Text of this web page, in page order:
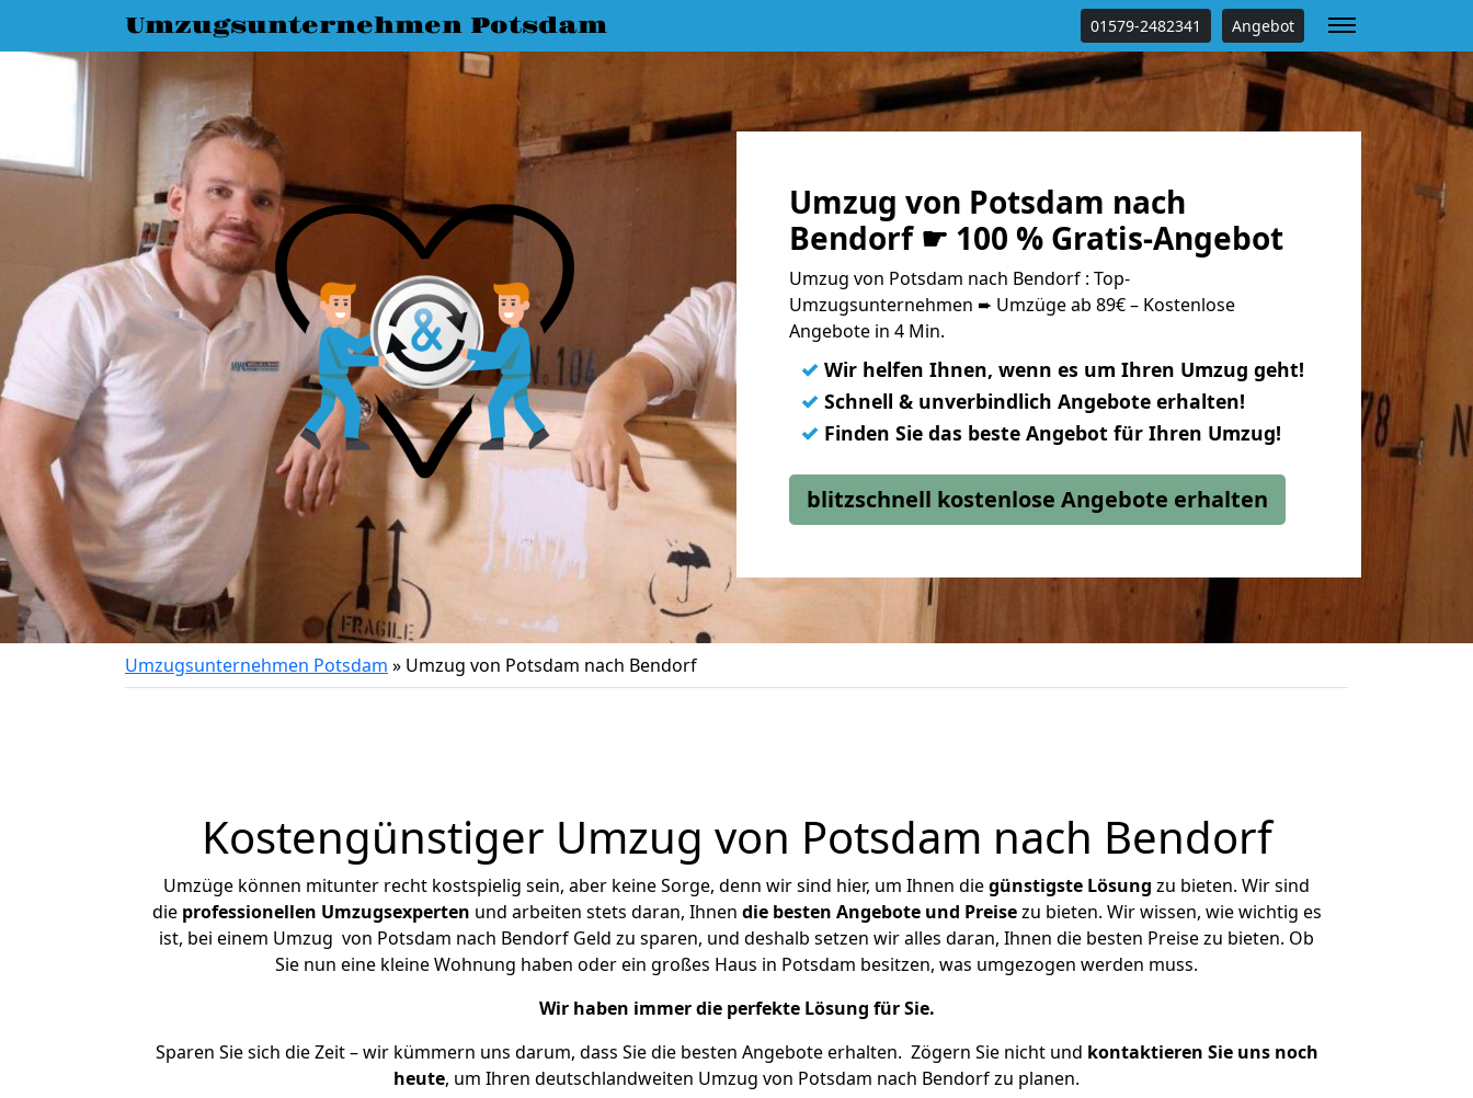
Umzugsunternehmen Potsdam 01579-2482341 Angebot
Umzug von Potsdam nach
Bendorf ☛ 100 % Gratis-Angebot
Umzug von Potsdam nach Bendorf : Top-
Umzugsunternehmen ➨ Umzüge ab 89€ – Kostenlose
Angebote in 4 Min.
✓ Wir helfen Ihnen, wenn es um Ihren Umzug geht!
✓ Schnell & unverbindlich Angebote erhalten!
✓ Finden Sie das beste Angebot für Ihren Umzug!
blitzschnell kostenlose Angebote erhalten
Umzugsunternehmen Potsdam » Umzug von Potsdam nach Bendorf
Kostengünstiger Umzug von Potsdam nach Bendorf
Umzüge können mitunter recht kostspielig sein, aber keine Sorge, denn wir sind hier, um Ihnen diegünstigste Lösung zu bieten. Wir sind
die professionellen Umzugsexperten und arbeiten stets daran, Ihnen die besten Angebote und Preisezu bieten. Wir wissen, wie wichtig es
ist, bei einem Umzug von Potsdam nach Bendorf Geld zu sparen, und deshalb setzen wir alles daran, Ihnen die besten Preise zu bieten. Ob
Sie nun eine kleine Wohnung haben oder ein großes Haus in Potsdam besitzen, was umgezogen werden muss.
Wir haben immer die perfekte Lösung für Sie.
Sparen Sie sich die Zeit – wir kümmern uns darum, dass Sie die besten Angebote erhalten. Zögern Sie nicht und kontaktieren Sie uns noch
heute, um Ihren deutschlandweiten Umzug von Potsdam nach Bendorf zu planen.